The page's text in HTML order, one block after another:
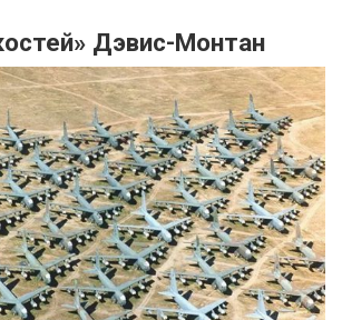
Дэвис-Монтан